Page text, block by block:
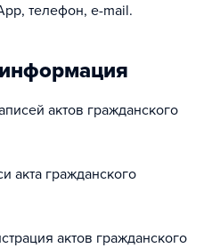
телефон, e-mail.
актов гражданского
акта гражданского
актов гражданского